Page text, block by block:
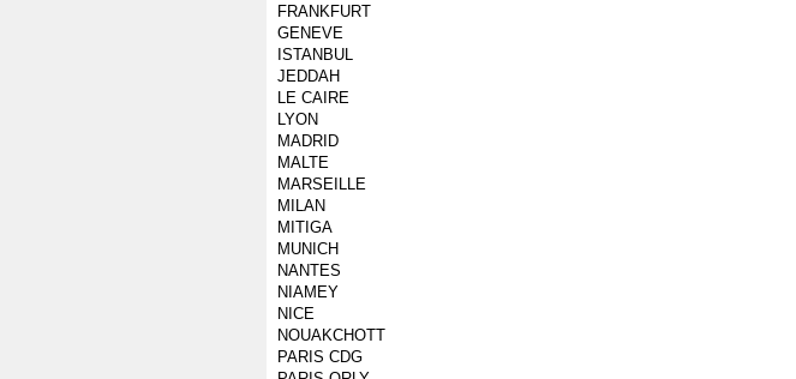
FRANKFURT
GENEVE
ISTANBUL
JEDDAH
LE CAIRE
LYON
MADRID
MALTE
MARSEILLE
MILAN
MITIGA
MUNICH
NANTES
NIAMEY
NICE
NOUAKCHOTT
PARIS CDG